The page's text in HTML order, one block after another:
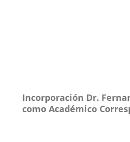
Incorporación Dr.
como Académico